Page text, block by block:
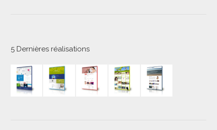
5 Dernières réalisations